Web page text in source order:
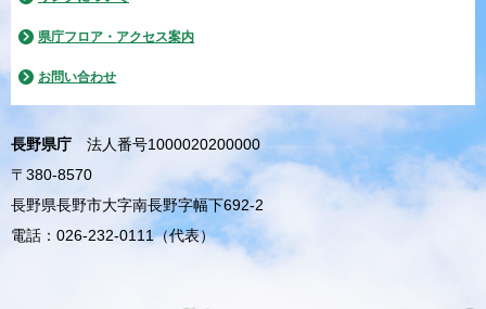
県庁フロア・アクセス案内
お問い合わせ
長野県庁
法人番号1000020200000
〒380-8570
長野県長野市大字南長野字幅下692-2
電話：026-232-0111（代表）